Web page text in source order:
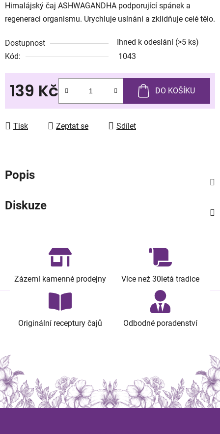
Himalájský čaj ASHWAGANDHA podporující spánek a
regeneraci organismu. Urychluje usínání a zklidňuje celé tělo.
Dostupnost Ihned k odeslání (>5 ks)
Kód:
1043
139 Kč DO KOŠÍKU
Tisk Zeptat se Sdílet
Popis
Diskuze
Zázemí kamenné prodejny Více než 30letá tradice
Originální receptury čajů Odbodné poradenství
Z